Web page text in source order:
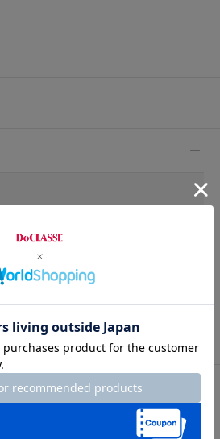
1％
サイズガイドはこちら
Fサイズ：25.0～27.5cm